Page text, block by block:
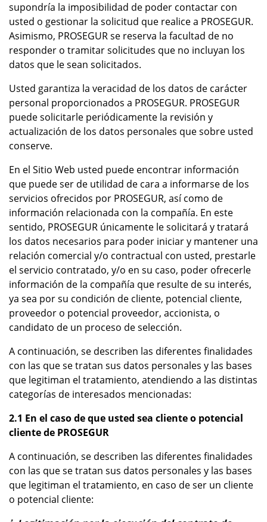
supondría la imposibilidad de poder contactar con
usted o gestionar la solicitud que realice a PROSEGUR.
Asimismo, PROSEGUR se reserva la facultad de no
responder o tramitar solicitudes que no incluyan los
datos que le sean solicitados.
Usted garantiza la veracidad de los datos de carácter
personal proporcionados a PROSEGUR. PROSEGUR
puede solicitarle periódicamente la revisión y
actualización de los datos personales que sobre usted
conserve.
En el Sitio Web usted puede encontrar información
que puede ser de utilidad de cara a informarse de los
servicios ofrecidos por PROSEGUR, así como de
información relacionada con la compañía. En este
sentido, PROSEGUR únicamente le solicitará y tratará
los datos necesarios para poder iniciar y mantener una
relación comercial y/o contractual con usted, prestarle
el servicio contratado, y/o en su caso, poder ofrecerle
información de la compañía que resulte de su interés,
ya sea por su condición de cliente, potencial cliente,
proveedor o potencial proveedor, accionista, o
candidato de un proceso de selección.
A continuación, se describen las diferentes finalidades
con las que se tratan sus datos personales y las bases
que legitiman el tratamiento, atendiendo a las distintas
categorías de interesados mencionadas:
2.1 En el caso de que usted sea cliente o potencial
cliente de PROSEGUR
A continuación, se describen las diferentes finalidades
con las que se tratan sus datos personales y las bases
que legitiman el tratamiento, en caso de ser un cliente
o potencial cliente: